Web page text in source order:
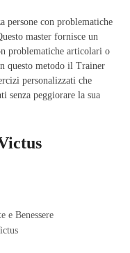
persone con problematiche
master fornisce un
problematiche articolari o
questo metodo il Trainer
personalizzati che
senza peggiorare la sua
e Benessere